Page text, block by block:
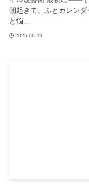
朝起きて、ふとカレンダ
と悩...
2025-06-29